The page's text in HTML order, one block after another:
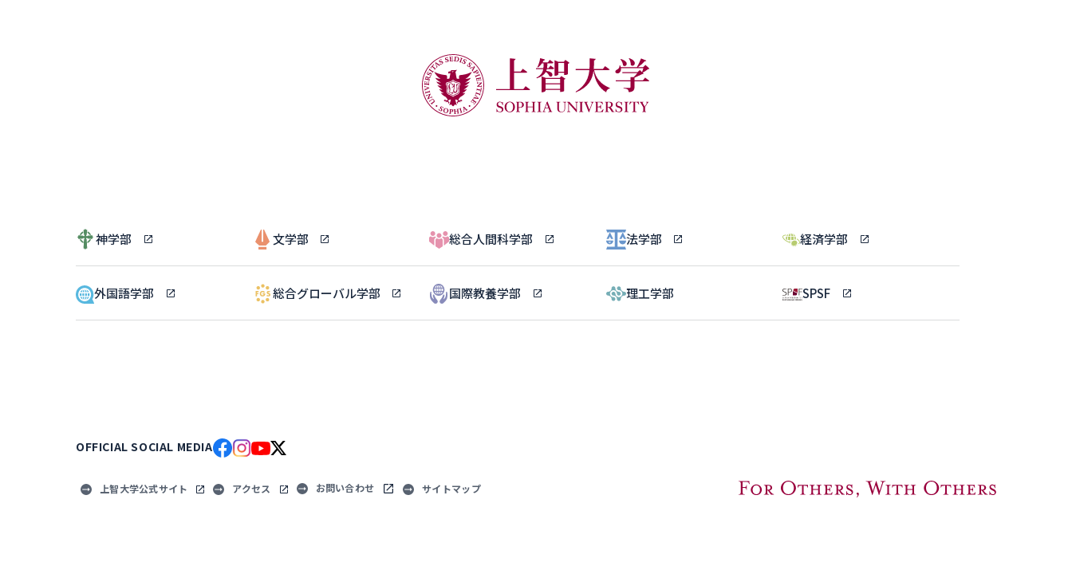
神学部 文学部 総合人間科学部 法学部 経済学部
外国語学部 総合グローバル学部 国際教養学部 理工学部 SPSF
OFFICIAL SOCIAL MEDIA
上智大学公式サイト アクセス お問い合わせ サイトマップ